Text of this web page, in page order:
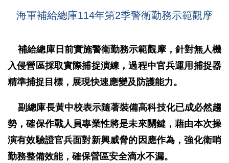
海軍補給總庫114年第2季警衛勤務示範觀摩
補給總庫日前實施警衛勤務示範觀摩，針對無人機
入侵營區採取實際捕捉演練，過程中官兵運用捕捉器
精準捕捉目標，展現快速應變及防護能力。
副總庫長黃中校表示隨著裝備高科技化已成必然趨
勢，確保作戰人員專業性將是未來關鍵，藉由本次操
演有效驗證官兵面對新興威脅的因應作為，強化衛哨
勤務整備效能，確保營區安全滴水不漏。